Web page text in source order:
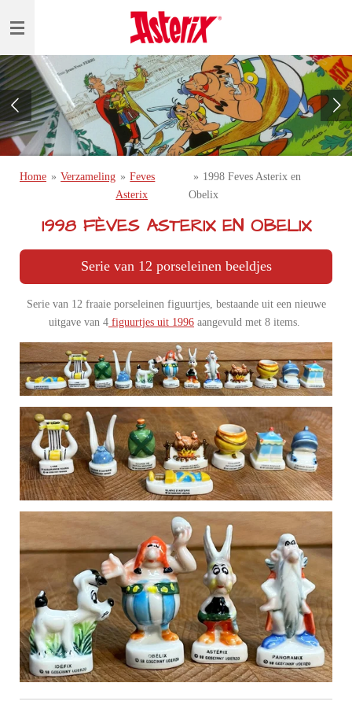
direct
de
hoofdinhoud
Home » Verzameling » Feves
Asterix
» 1998 Feves Asterix en
Obelix
1998 FÈVES ASTERIX EN OBELIX
Serie van 12 porseleinen beeldjes
Serie van 12 fraaie porseleinen figuurtjes, bestaande uit een nieuwe
uitgave van 4 figuurtjes uit 1996 aangevuld met 8 items.